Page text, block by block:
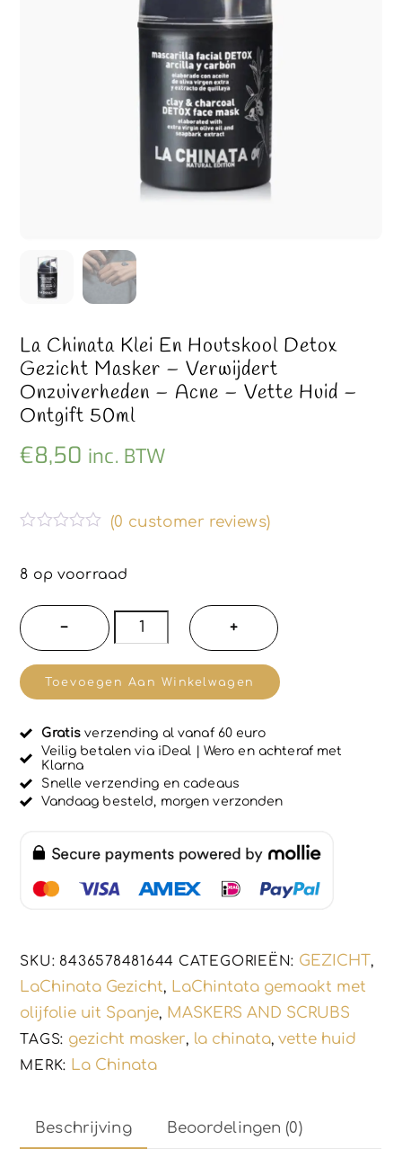
La Chinata Klei En Houtskool Detox
Gezicht Masker – Verwijdert
Onzuiverheden – Acne – Vette Huid –
Ontgift 50ml
€8,50 inc. BTW
w
r
d
e
r
d
0
i
t
5
(0 customer reviews)
8 op voorraad
−
La
Chinata
Klei
en
detox
masker
onzuiverheden
-
vette
huid
-
ontgift
50ml
+
Toevoegen Aan Winkelwagen
Gratis verzending al vanaf 60 euro
Veilig betalen via iDeal | Wero en achteraf met
Klarna
Snelle verzending en cadeaus
Vandaag besteld, morgen verzonden
SKU: 8436578481644 CATEGORIEËN: GEZICHT,
LaChinata Gezicht, LaChintata gemaakt met
olijfolie uit Spanje, MASKERS AND SCRUBS
TAGS: gezicht masker, la chinata,vette huid
MERK: La Chinata
Beschrijving Beoordelingen (0)